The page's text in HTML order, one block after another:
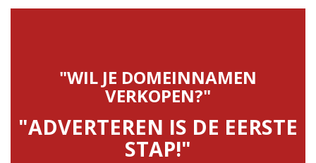
"WIL JE DOMEINNAMEN
VERKOPEN?"
"ADVERTEREN IS DE EERSTE
STAP!"